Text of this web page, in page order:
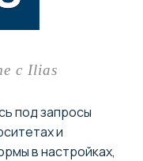
с Ilias
под запросы
и
в настройках,